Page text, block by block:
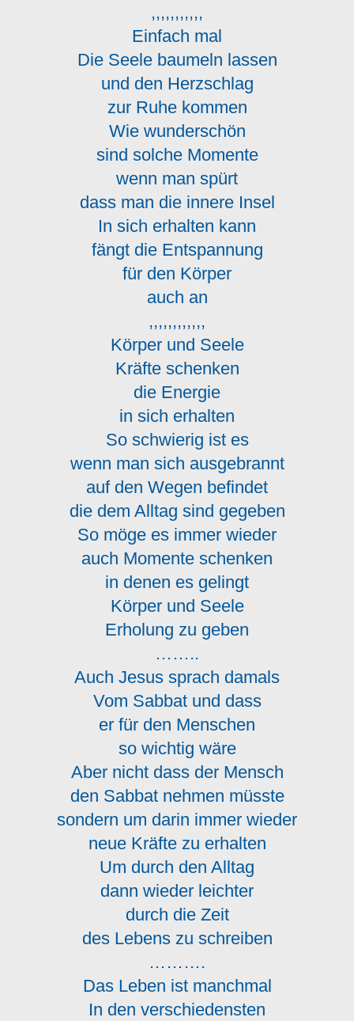
,,,,,,,,,,,
Einfach mal
Die Seele baumeln lassen
und den Herzschlag
zur Ruhe kommen
Wie wunderschön
sind solche Momente
wenn man spürt
dass man die innere Insel
In sich erhalten kann
fängt die Entspannung
für den Körper
auch an
,,,,,,,,,,,,
Körper und Seele
Kräfte schenken
die Energie
in sich erhalten
So schwierig ist es
wenn man sich ausgebrannt
auf den Wegen befindet
die dem Alltag sind gegeben
So möge es immer wieder
auch Momente schenken
in denen es gelingt
Körper und Seele
Erholung zu geben
……..
Auch Jesus sprach damals
Vom Sabbat und dass
er für den Menschen
so wichtig wäre
Aber nicht dass der Mensch
den Sabbat nehmen müsste
sondern um darin immer wieder
neue Kräfte zu erhalten
Um durch den Alltag
dann wieder leichter
durch die Zeit
des Lebens zu schreiben
……….
Das Leben ist manchmal
In den verschiedensten